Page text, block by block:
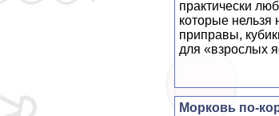
пpaктически
которые
приправы,
для «взрослых
Морковь по-